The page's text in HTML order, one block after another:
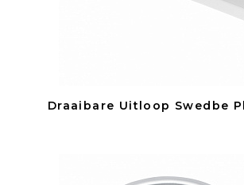
Draaibare Uitloop Swedbe